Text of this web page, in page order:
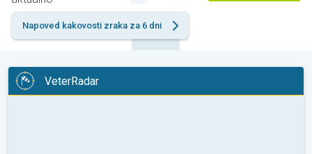
Napoved kakovosti zraka za 6 dni
VeterRadar